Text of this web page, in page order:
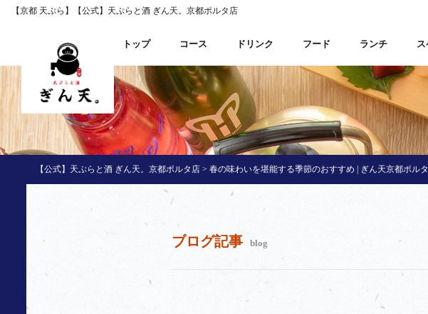
【京都 天ぷら】【公式】天ぷらと酒 ぎん天。京都ポルタ店
トップ コース ドリンク フード ランチ ス
【公式】天ぷらと酒 ぎん天。京都ポルタ店 > 春の味わいを堪能する季節のおすすめ | ぎん天京都ポル
ブログ記事 blog